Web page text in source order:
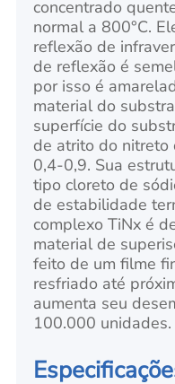
concentrado
normal a 800°C.
reflexão de
de reflexão é
por isso é
material do
superfície do
de atrito do nitreto
0,4-0,9. Sua
tipo cloreto de
de estabilidade
complexo TiNx é
material de
feito de um filme
resfriado até
aumenta seu
100.000 unidades.